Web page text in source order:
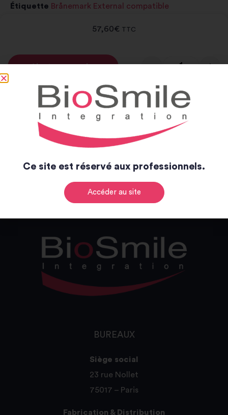
Étiquette Brånemark External compatible
57,60€ TTC
- +
Ajouter au panier
Notice et catalogue
BUREAUX
Siège social
23 rue Nollet
75017 – Paris
Fabrication & Distribution
Ce site est réservé aux professionnels.
Accéder au site